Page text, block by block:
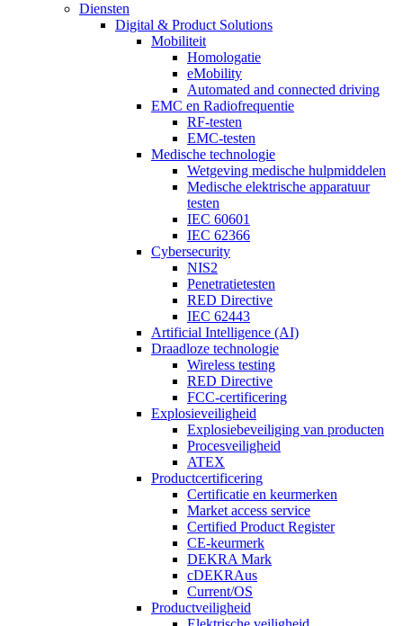
Diensten
Digital & Product Solutions
Mobiliteit
Homologatie
eMobility
Automated and connected driving
EMC en Radiofrequentie
RF-testen
EMC-testen
Medische technologie
Wetgeving medische hulpmiddelen
Medische elektrische apparatuur
testen
IEC 60601
IEC 62366
Cybersecurity
NIS2
Penetratietesten
RED Directive
IEC 62443
Artificial Intelligence (AI)
Draadloze technologie
Wireless testing
RED Directive
FCC-certificering
Explosieveiligheid
Explosiebeveiliging van producten
Procesveiligheid
ATEX
Productcertificering
Certificatie en keurmerken
Market access service
Certified Product Register
CE-keurmerk
DEKRA Mark
cDEKRAus
Current/OS
Productveiligheid